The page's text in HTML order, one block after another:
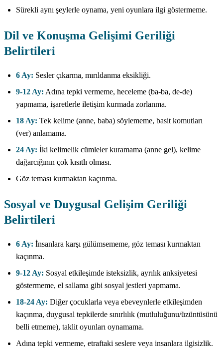
Sürekli aynı şeylerle oynama, yeni oyunlara ilgi göstermeme.
Dil ve Konuşma Gelişimi Geriliği
Belirtileri
6 Ay: Sesler çıkarma, mırıldanma eksikliği.
9-12 Ay: Adına tepki vermeme, heceleme (ba-ba, de-de)
yapmama, işaretlerle iletişim kurmada zorlanma.
18 Ay: Tek kelime (anne, baba) söylememe, basit komutları
(ver) anlamama.
24 Ay: İki kelimelik cümleler kuramama (anne gel), kelime
dağarcığının çok kısıtlı olması.
Göz teması kurmaktan kaçınma.
Sosyal ve Duygusal Gelişim Geriliği
Belirtileri
6 Ay: İnsanlara karşı gülümsememe, göz teması kurmaktan
kaçınma.
9-12 Ay: Sosyal etkileşimde isteksizlik, ayrılık anksiyetesi
göstermeme, el sallama gibi sosyal jestleri yapmama.
18-24 Ay: Diğer çocuklarla veya ebeveynlerle etkileşimden
kaçınma, duygusal tepkilerde sınırlılık (mutluluğunu/üzüntüsünü
belli etmeme), taklit oyunları oynamama.
Adına tepki vermeme, etraftaki seslere veya insanlara ilgisizlik.